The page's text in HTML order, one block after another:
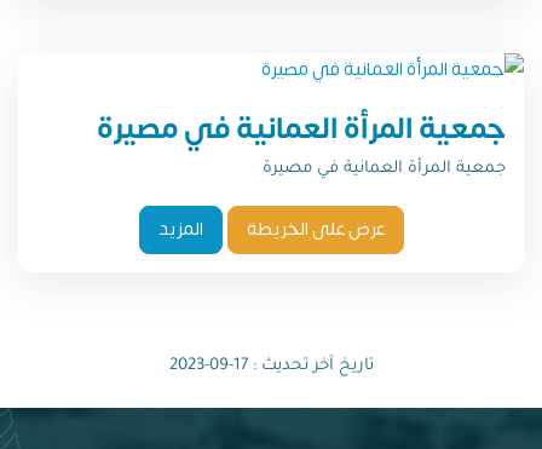
جمعية المرأة العمانية في مصيرة
جمعية المرأة العمانية في مصيرة
عرض على الخريطة المزيد
تاريخ آخر تحديث : 17-09-2023